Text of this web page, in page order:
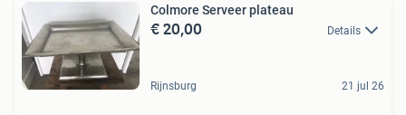
Colmore Serveer plateau
€ 20,00 Details
Rijnsburg 21 jul 26